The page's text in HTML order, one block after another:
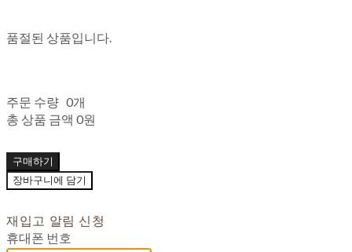
품절된 상품입니다.
주문 수량 0개
총 상품 금액 0원
구매하기
장바구니에 담기
재입고 알림 신청
휴대폰 번호